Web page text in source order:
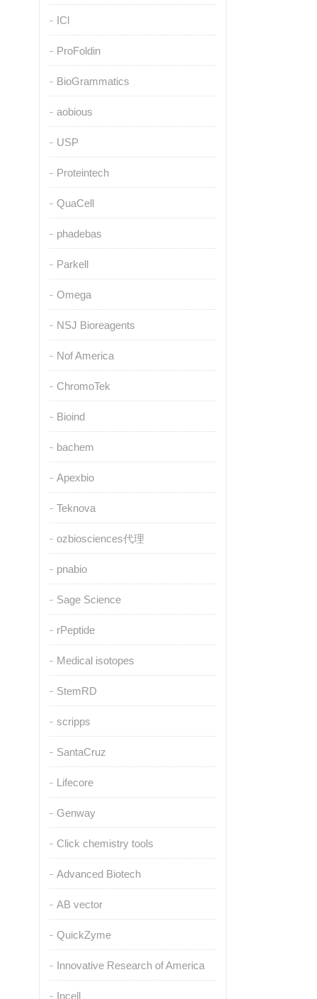
ICl
ProFoldin
BioGrammatics
aobious
USP
Proteintech
QuaCell
phadebas
Parkell
Omega
NSJ Bioreagents
Nof America
ChromoTek
Bioind
bachem
Apexbio
Teknova
ozbiosciences代理
pnabio
Sage Science
rPeptide
Medical isotopes
StemRD
scripps
SantaCruz
Lifecore
Genway
Click chemistry tools
Advanced Biotech
AB vector
QuickZyme
Innovative Research of America
Incell